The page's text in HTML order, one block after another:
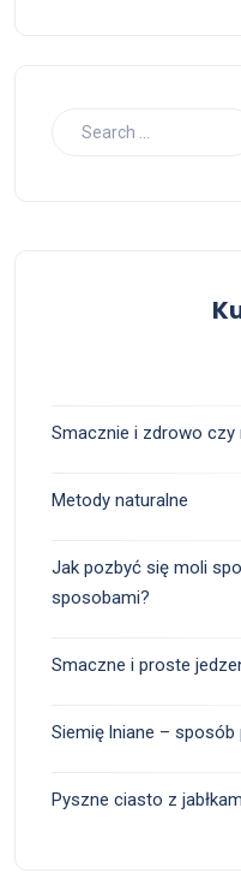
Smacznie i zdrowo czy
Metody naturalne
Jak pozbyć się moli
sposobami?
Smaczne i proste
Siemię lniane – sposób
Pyszne ciasto z